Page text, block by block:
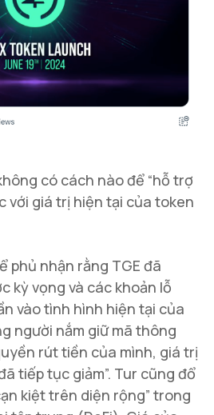
có cách nào để “hỗ trợ
với giá trị hiện tại của token
phủ nhận rằng TGE đã
kỳ vọng và các khoản lỗ
vào tình hình hiện tại của
người nắm giữ mã thông
rút tiền của mình, giá trị
tiếp tục giảm”. Tur cũng đổ
kiệt trên diện rộng” trong